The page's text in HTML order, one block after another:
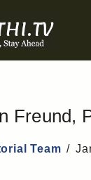
Freund,
Team